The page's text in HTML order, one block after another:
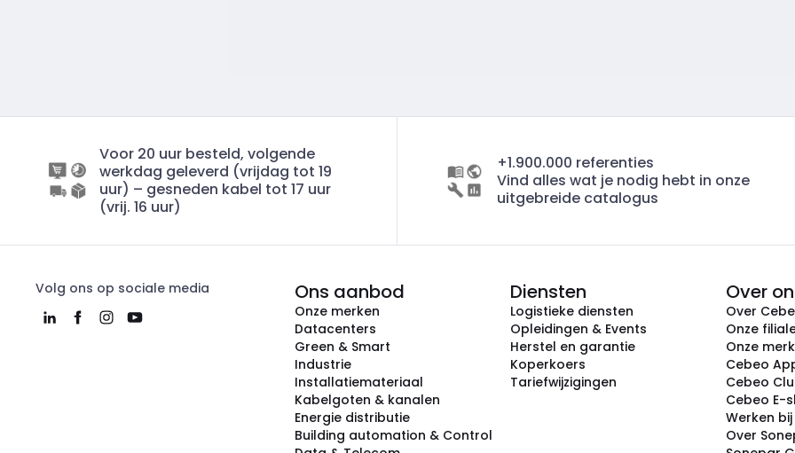
Voor 20 uur besteld, volgende
werkdag geleverd (vrijdag tot 19
uur) – gesneden kabel tot 17 uur
(vrij. 16 uur)
+1.900.000 referenties
Vind alles wat je nodig hebt in onze
uitgebreide catalogus
Volg ons op sociale media Ons aanbod
Onze merken
Datacenters
Green & Smart
Industrie
Installatiemateriaal
Kabelgoten & kanalen
Energie distributie
Building automation & Control
Diensten
Logistieke diensten
Opleidingen & Events
Herstel en garantie
Koperkoers
Tariefwijzigingen
Over
Over
Onze
Onze
Cebeo
Cebeo
Cebeo E-
Werken
Over